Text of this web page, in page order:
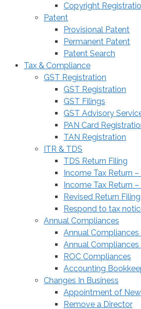
Copyright
Patent
Provisional Patent
Permanent Patent
Patent Search
Tax & Compliance
GST Registration
GST Registration
GST Filings
GST Advisory
PAN Card
TAN Registration
ITR & TDS
TDS Return Filing
Income Tax Return –
Income Tax Return –
Revised Return Filing
Respond to tax
Annual Compliances
Annual
Annual
ROC Compliances
Accounting
Changes In Business
Appointment of
Remove a Director